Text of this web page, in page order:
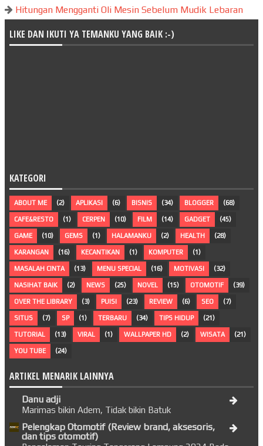
Hitungan Mengganti Oli Mesin Sebelum Mudik Lebaran
LIKE DAN IKUTI YA TEMANKU YANG BAIK :-)
KATEGORI
ABOUT ME (2) APLIKASI (6) BISNIS (34) BLOGGER (68)
CAFE&RESTO (1) CERPEN (10) FILM (14) GADGET (45)
GAME (10) GEMS (1) HALAMANKU (2) HEALTH (28)
KARANGAN (16) KECANTIKAN (1) KOMPUTER (1)
MASALAH CINTA (13) MENU SPECIAL (16) MOTIVASI (32)
NASIHAT BAIK (2) NEWS (25) NOVEL (15) OTOMOTIF (39)
OVER THE LIBRARY (3) PUISI (23) REVIEW (6) SEO (7)
SITUS (7) SP (1) TERBARU (34) TIPS HIDUP (21)
TUTORIAL (13) VIRAL (1) WALLPAPER HD (2) WISATA (21)
YOU TUBE (24)
ARTIKEL MENARIK LAINNYA
Danu adji
Marimas bikin Adem, Tidak bikin Batuk
Pelengkap Otomotif (Review brand, aksesoris,
dan tips otomotif)